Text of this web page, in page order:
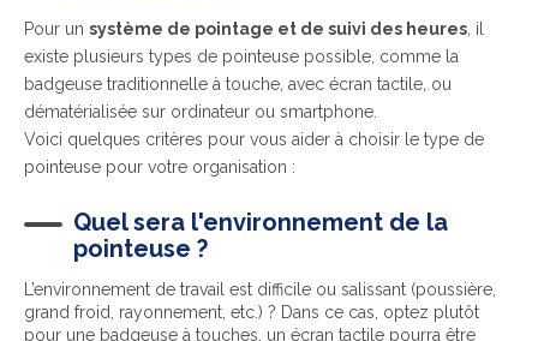
Pour un système de pointage et de suivi des heures , il
existe plusieurs types de pointeuse possible, comme la
badgeuse traditionnelle à touche, avec écran tactile, ou
dématérialisée sur ordinateur ou smartphone.
Voici quelques critères pour vous aider à choisir le type de
pointeuse pour votre organisation :
Quel sera l'environnement de la
pointeuse ?
L’environnement de travail est difficile ou salissant (poussière,
grand froid, rayonnement, etc.) ? Dans ce cas, optez plutôt
pour une badgeuse à touches, un écran tactile pourra être